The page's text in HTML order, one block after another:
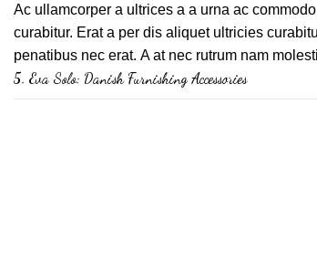
Ac ullamcorper a ultrices a a urna ac
curabitur. Erat a per dis aliquet ultricies
penatibus nec erat. A at nec rutrum nam
5. Eva Solo: Danish Furnishing Accessories